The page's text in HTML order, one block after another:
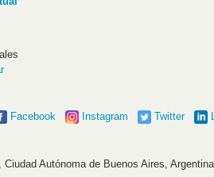
Facebook Instagram Twitter
Autónoma de Buenos Aires,